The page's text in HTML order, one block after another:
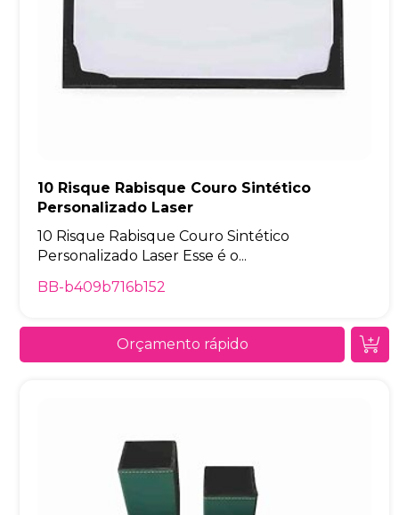
10 Risque Rabisque Couro Sintético
Personalizado Laser
10 Risque Rabisque Couro Sintético
Personalizado Laser Esse é o...
BB-b409b716b152
Orçamento rápido